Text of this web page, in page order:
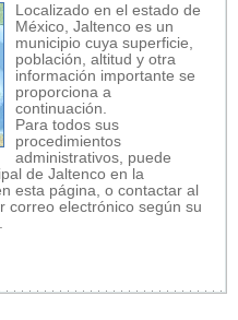
Localizado en el estado de
México, Jaltenco es un
municipio cuya superficie,
población, altitud y otra
información importante se
proporciona a
continuación.
Para todos sus
procedimientos
administrativos, puede
de Jaltenco en la
esta página, o contactar al
correo electrónico según su